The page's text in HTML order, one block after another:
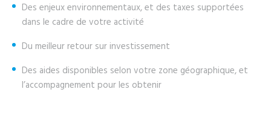
Des enjeux environnementaux, et des taxes supportées
dans le cadre de votre activité
Du meilleur retour sur investissement
Des aides disponibles selon votre zone géographique, et
l’accompagnement pour les obtenir